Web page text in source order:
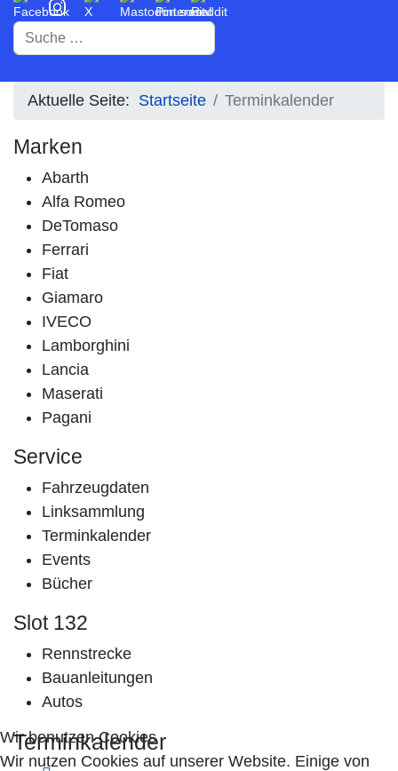
Suchen
Aktuelle Seite: Startseite Terminkalender
Marken
Abarth
Alfa Romeo
DeTomaso
Ferrari
Fiat
Giamaro
IVECO
Lamborghini
Lancia
Maserati
Pagani
Service
Fahrzeugdaten
Linksammlung
Terminkalender
Events
Bücher
Slot 132
Rennstrecke
Bauanleitungen
Autos
Terminkalender
Wir benutzen Cookies
Wir nutzen Cookies auf unserer Website. Einige von